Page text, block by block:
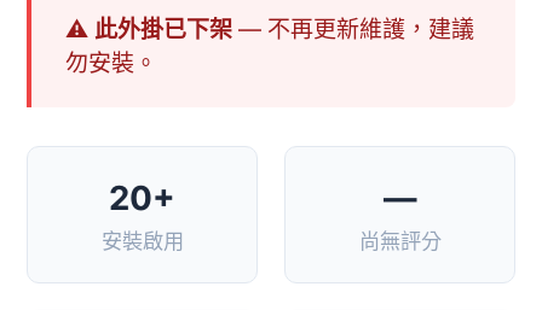
⚠ 此外掛已下架— 不再更新維護，建議
勿安裝。
20+
安裝啟用
—
尚無評分